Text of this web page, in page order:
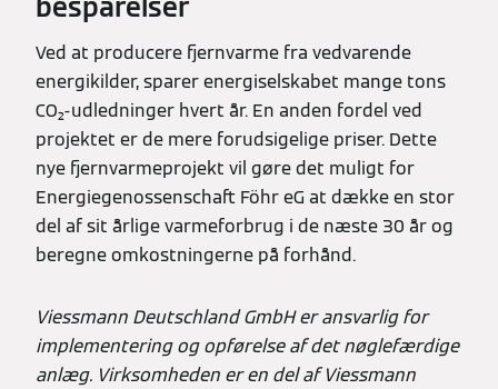
besparelser
Ved at producere fjernvarme fra vedvarende
energikilder, sparer energiselskabet mange tons
CO₂-udledninger hvert år. En anden fordel ved
projektet er de mere forudsigelige priser. Dette
nye fjernvarmeprojekt vil gøre det muligt for
Energiegenossenschaft Föhr eG at dække en stor
del af sit årlige varmeforbrug i de næste 30 år og
beregne omkostningerne på forhånd.
Viessmann Deutschland GmbH er ansvarlig for
implementering og opførelse af det nøglefærdige
anlæg. Virksomheden er en del af Viessmann